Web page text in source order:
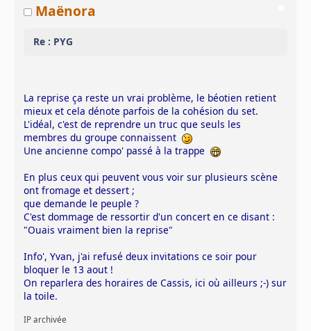
Maënora
Re : PYG
La reprise ça reste un vrai problème, le béotien retient
mieux et cela dénote parfois de la cohésion du set.
L'idéal, c'est de reprendre un truc que seuls les
membres du groupe connaissent
Une ancienne compo' passé à la trappe
En plus ceux qui peuvent vous voir sur plusieurs scène
ont fromage et dessert ;
que demande le peuple ?
C'est dommage de ressortir d'un concert en ce disant :
"Ouais vraiment bien la reprise"
Info', Yvan, j'ai refusé deux invitations ce soir pour
bloquer le 13 aout !
On reparlera des horaires de Cassis, ici où ailleurs ;-) sur
la toile.
IP archivée